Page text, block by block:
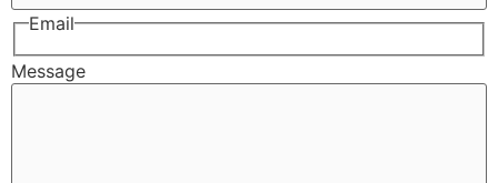
Email
Message